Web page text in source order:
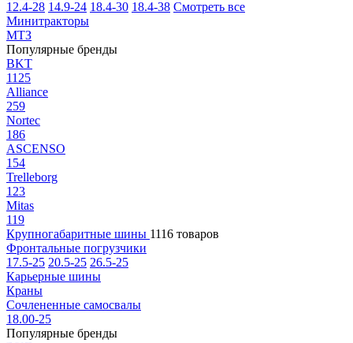
12.4-28 14.9-24 18.4-30 18.4-38 Смотреть все
Минитракторы
МТЗ
Популярные бренды
BKT
1125
Alliance
259
Nortec
186
ASCENSO
154
Trelleborg
123
Mitas
119
Крупногабаритные шины 1116 товаров
Фронтальные погрузчики
17.5-25 20.5-25 26.5-25
Карьерные шины
Краны
Сочлененные самосвалы
18.00-25
Популярные бренды